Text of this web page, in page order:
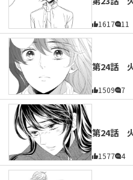
1617 11
第24話
1509 7
第24話
1577 4